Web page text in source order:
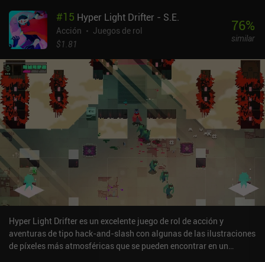
#15 Hyper Light Drifter - S.E.
Acción
Juegos de rol
$1.81
76%
similar
Hyper Light Drifter es un excelente juego de rol de acción y
aventuras de tipo hack-and-slash con algunas de las ilustraciones
de píxeles más atmosféricas que se pueden encontrar en un